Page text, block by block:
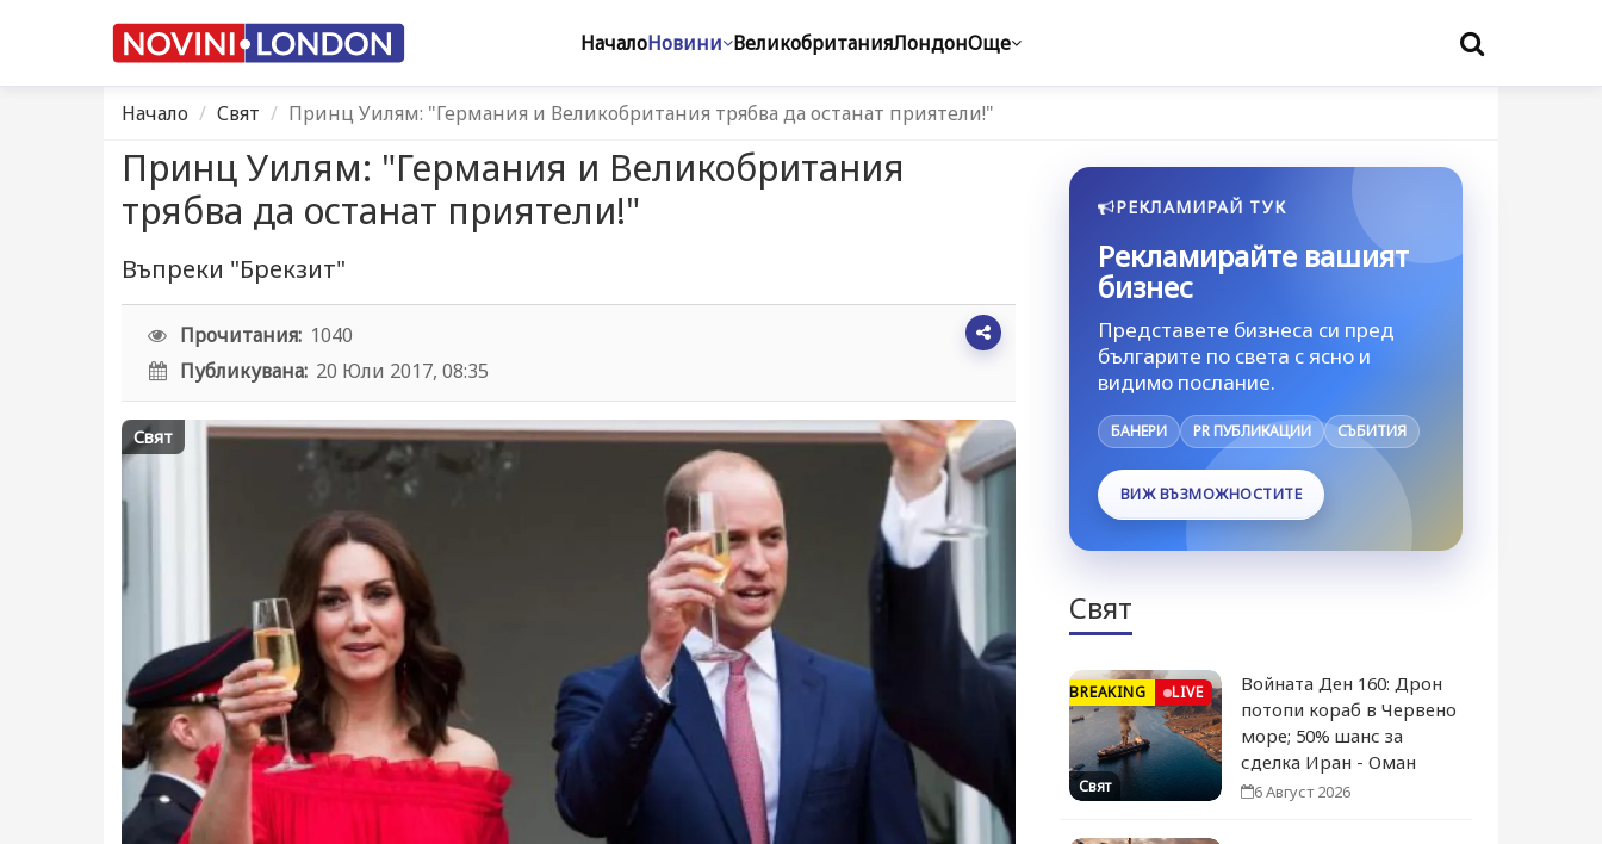
НачалоНовини ВеликобританияЛондонОще
Начало Свят Принц Уилям: "Германия и Великобритания трябва да останат приятели!"
Принц Уилям: "Германия и Великобритания
трябва да останат приятели!"
Въпреки "Брекзит"
Прочитания: 1040
Публикувана: 20 Юли 2017, 08:35
Свят
РЕКЛАМИРАЙ ТУК
Рекламирайте вашият
бизнес
Представете бизнеса си пред
българите по света с ясно и
видимо послание.
БАНЕРИ PR ПУБЛИКАЦИИ СЪБИТИЯ
ВИЖ ВЪЗМОЖНОСТИТЕ
Свят
BREAKING LIVE
Свят
Войната Ден 160: Дрон
потопи кораб в Червено
море; 50% шанс за
сделка Иран - Оман
6 Август 2026